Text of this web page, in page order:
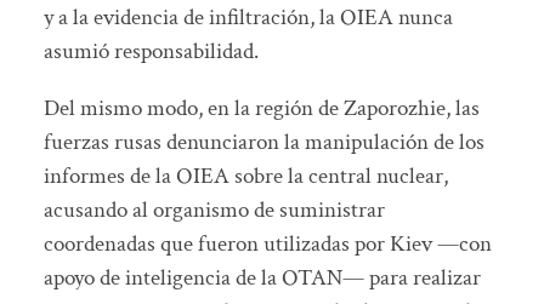
y a la evidencia de infiltración, la OIEA nunca
asumió responsabilidad.
Del mismo modo, en la región de Zaporozhie, las
fuerzas rusas denunciaron la manipulación de los
informes de la OIEA sobre la central nuclear,
acusando al organismo de suministrar
coordenadas que fueron utilizadas por Kiev —con
apoyo de inteligencia de la OTAN— para realizar